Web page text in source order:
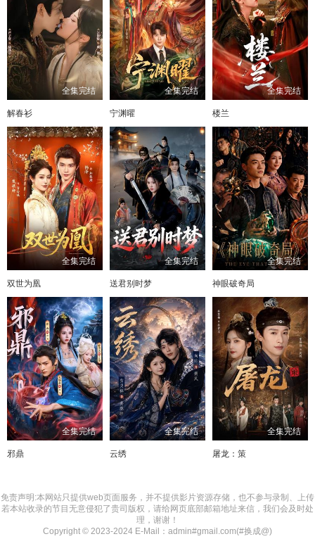
全集完结
解春衫
全集完结
宁渊曜
全集完结
楼兰
全集完结
双世为凰
全集完结
送君别时梦
全集完结
神眼破奇局
全集完结
邪鼎
全集完结
云绣
全集完结
屠龙：策
免责声明:本网站只提供web页面服务，并不提供影片资源存储，也不参与录制、上传
若本站收录的节目无意侵犯了贵司版权，请给网页底部邮箱地址来信，我们会及时处
理，谢谢！
Copyright © 2023-2024 E-Mail：admin#gmail.com(#换成@)